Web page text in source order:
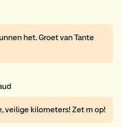
het. Groet van Tante
veilige kilometers! Zet m op!